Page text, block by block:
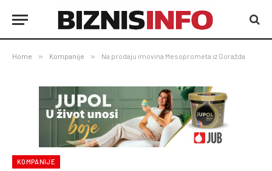
Home » Kompanije » Na prodaju imovina Mesoprometa iz Goražda
KOMPANIJE